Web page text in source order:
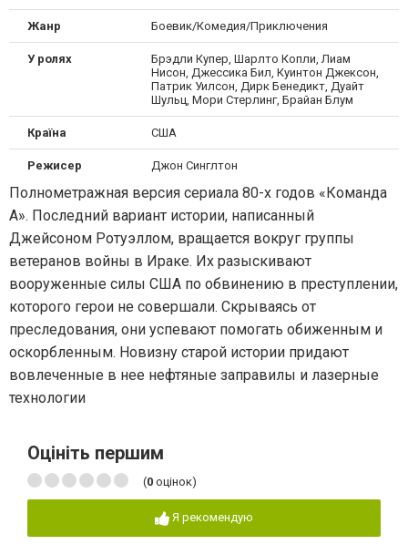
Жанр Боевик/Комедия/Приключения
У ролях
Брэдли Купер, Шарлто Копли, Лиам
Нисон, Джессика Бил, Куинтон Джексон,
Патрик Уилсон, Дирк Бенедикт, Дуайт
Шульц, Мори Стерлинг, Брайан Блум
Країна США
Режисер Джон Синглтон
Полнометражная версия сериала 80-х годов «Команда
А». Последний вариант истории, написанный
Джейсоном Ротуэллом, вращается вокруг группы
ветеранов войны в Ираке. Их разыскивают
вооруженные силы США по обвинению в преступлении,
которого герои не совершали. Скрываясь от
преследования, они успевают помогать обиженным и
оскорбленным. Новизну старой истории придают
вовлеченные в нее нефтяные заправилы и лазерные
технологии
Оцініть першим
(0 оцінок)
Я рекомендую